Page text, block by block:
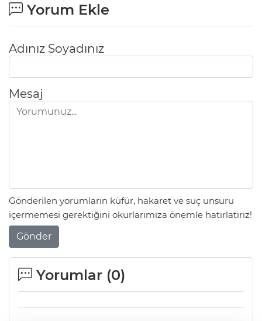
Yorum Ekle
Adınız Soyadınız
Mesaj
Gönderilen yorumların küfür, hakaret ve suç unsuru
içermemesi gerektiğini okurlarımıza önemle hatırlatırız!
Gönder
Yorumlar (0)